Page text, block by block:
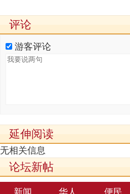
评论
游客评论
延伸阅读
无相关信息
论坛新帖
新闻 华人 便民